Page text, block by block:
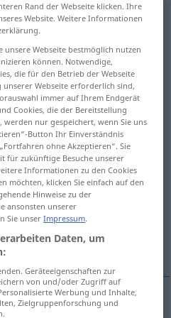
;Beschlagnahmen>
anklicken/antippen)
execution,
requisition
attachment,
Rand der Webseite klicken. Ihre
Website. Weitere Informationen
unsere Webseite bestmöglich nutzen
können. Notwendige,
die für den Betrieb der Webseite
Webseite erforderlich sind,
immer auf Ihrem Endgerät
Cookies, die der Bereitstellung
nur gespeichert, wenn Sie uns
Button Ihr Einverständnis
ohne Akzeptieren“. Sie
für zukünftige Besuche unserer
Informationen zu den Cookies
möchten, klicken Sie einfach auf den
Hinweise zu der
ansonsten unserer
Sie unserImpressum.
Daten, um
Geräteeigenschaften zur
von und/oder Zugriff auf
Werbung und Inhalte,
Zielgruppenforschung und